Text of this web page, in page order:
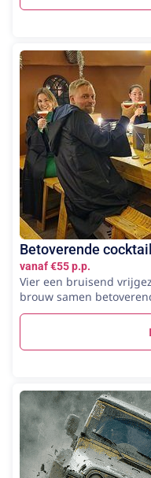
Betoverende
vanaf €55 p.p.
Vier een bruisend
brouw samen